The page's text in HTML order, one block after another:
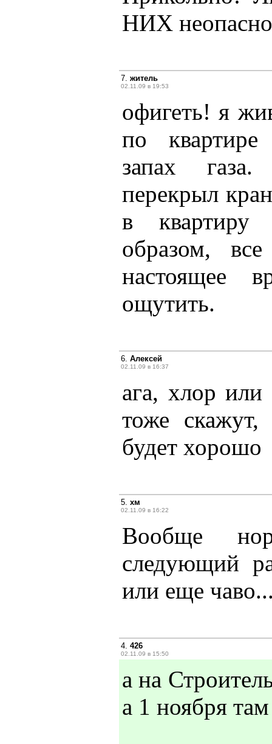
НИХ
7. житель
02.11.09 в 19:53
офигеть! я
по квартире
запах
перекрыл
в квартиру
образом,
настоящее
ощутить.
6. Алексей
02.11.09 в 16:37
ага, хлор
тоже
будет хорошо
5. хм
02.11.09 в 16:22
Вообще
следующий
или еще
4. 426
02.11.09 в 15:50
а на
а 1 ноября